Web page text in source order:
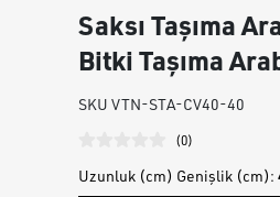
Saksı Taşıma
Bitki Taşıma
SKU VTN-STA-CV40-40
(0)
Uzunluk (cm) Genişlik (cm):